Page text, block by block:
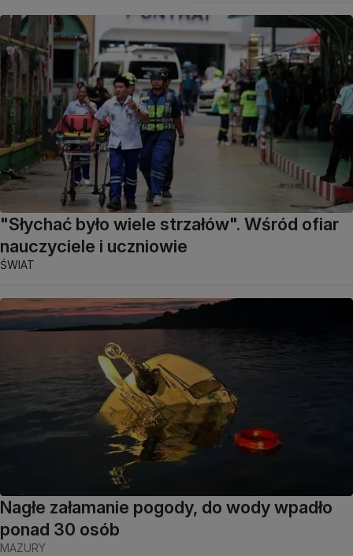
"Słychać było wiele strzałów". Wśród ofiar
nauczyciele i uczniowie
ŚWIAT
Nagłe załamanie pogody, do wody wpadło
ponad 30 osób
MAZURY